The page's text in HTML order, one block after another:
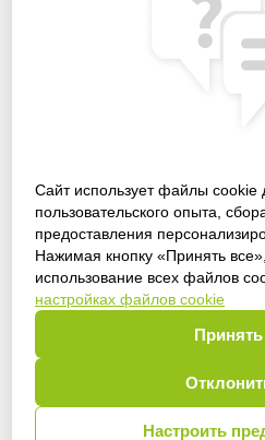
Сайт использует файлы cookie
пользовательского опыта,
предоставления
Нажимая кнопку «Принять
использование всех файлов
настройках файлов cookie
Принять
Настроить
Получить